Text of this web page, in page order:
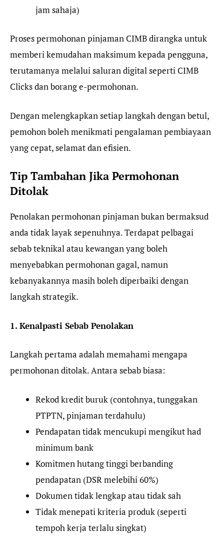
jam sahaja)
Proses permohonan pinjaman CIMB dirangka untuk
memberi kemudahan maksimum kepada pengguna,
terutamanya melalui saluran digital seperti CIMB
Clicks dan borang e-permohonan.
Dengan melengkapkan setiap langkah dengan betul,
pemohon boleh menikmati pengalaman pembiayaan
yang cepat, selamat dan efisien.
Tip Tambahan Jika Permohonan
Ditolak
Penolakan permohonan pinjaman bukan bermaksud
anda tidak layak sepenuhnya. Terdapat pelbagai
sebab teknikal atau kewangan yang boleh
menyebabkan permohonan gagal, namun
kebanyakannya masih boleh diperbaiki dengan
langkah strategik.
1. Kenalpasti Sebab Penolakan
Langkah pertama adalah memahami mengapa
permohonan ditolak. Antara sebab biasa:
Rekod kredit buruk (contohnya, tunggakan
PTPTN, pinjaman terdahulu)
Pendapatan tidak mencukupi mengikut had
minimum bank
Komitmen hutang tinggi berbanding
pendapatan (DSR melebihi 60%)
Dokumen tidak lengkap atau tidak sah
Tidak menepati kriteria produk (seperti
tempoh kerja terlalu singkat)